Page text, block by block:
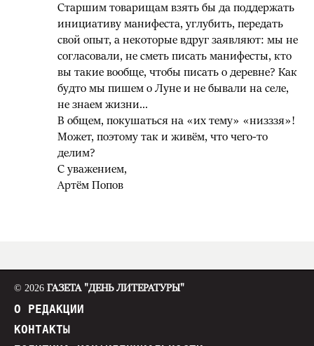
Старшим товарищам взять бы да поддержать
инициативу манифеста, углубить, передать
свой опыт, а некоторые вдруг заявляют: мы не
согласовали, не сметь писать манифесты, кто
вы такие вообще, чтобы писать о деревне? Как
будто мы пишем о Луне и не бывали на селе,
не знаем жизни...
В общем, покушаться на «их тему» «низззя»!
Может, поэтому так и живём, что чего-то
делим?
С уважением,
Артём Попов
© 2026 ГАЗЕТА "ДЕНЬ ЛИТЕРАТУРЫ"
О РЕДАКЦИИ
КОНТАКТЫ